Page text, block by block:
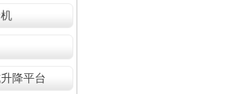
降平台